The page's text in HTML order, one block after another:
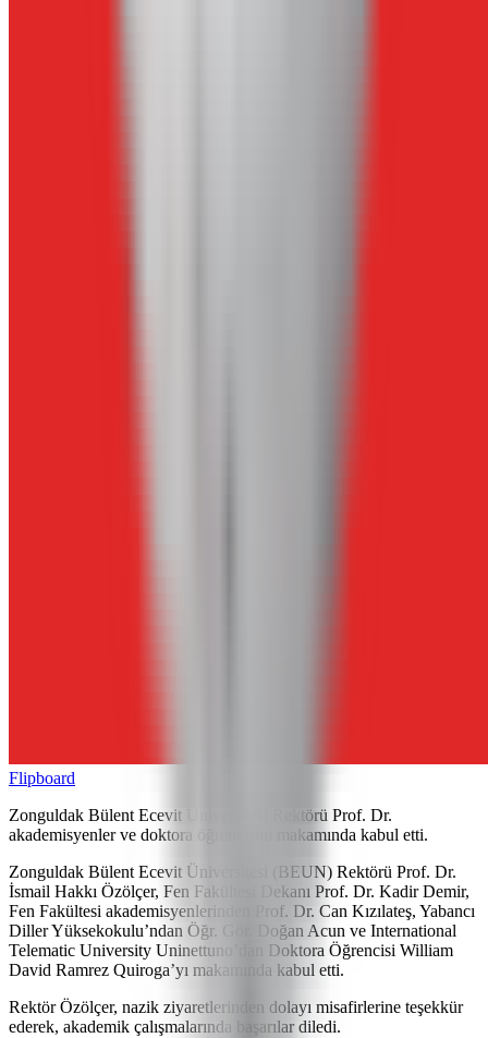
Flipboard
Zonguldak Bülent Ecevit Üniversitesi Rektörü Prof. Dr.
akademisyenler ve doktora öğrencisini makamında kabul etti.
Zonguldak Bülent Ecevit Üniversitesi (BEUN) Rektörü Prof. Dr.
İsmail Hakkı Özölçer, Fen Fakültesi Dekanı Prof. Dr. Kadir Demir,
Fen Fakültesi akademisyenlerinden Prof. Dr. Can Kızılateş, Yabancı
Diller Yüksekokulu’ndan Öğr. Gör. Doğan Acun ve International
Telematic University Uninettuno’dan Doktora Öğrencisi William
David Ramrez Quiroga’yı makamında kabul etti.
Rektör Özölçer, nazik ziyaretlerinden dolayı misafirlerine teşekkür
ederek, akademik çalışmalarında başarılar diledi.